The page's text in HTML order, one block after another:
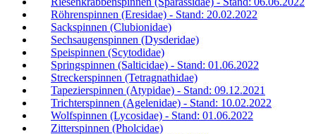
Röhrenspinnen (Eresidae) - Stand: 20.02.2022
Sackspinnen (Clubionidae)
Sechsaugenspinnen (Dysderidae)
Speispinnen (Scytodidae)
Springspinnen (Salticidae) - Stand: 01.06.2022
Streckerspinnen (Tetragnathidae)
Tapezierspinnen (Atypidae) - Stand: 09.12.2021
Trichterspinnen (Agelenidae) - Stand: 10.02.2022
Wolfspinnen (Lycosidae) - Stand: 01.06.2022
Zitterspinnen (Pholcidae)